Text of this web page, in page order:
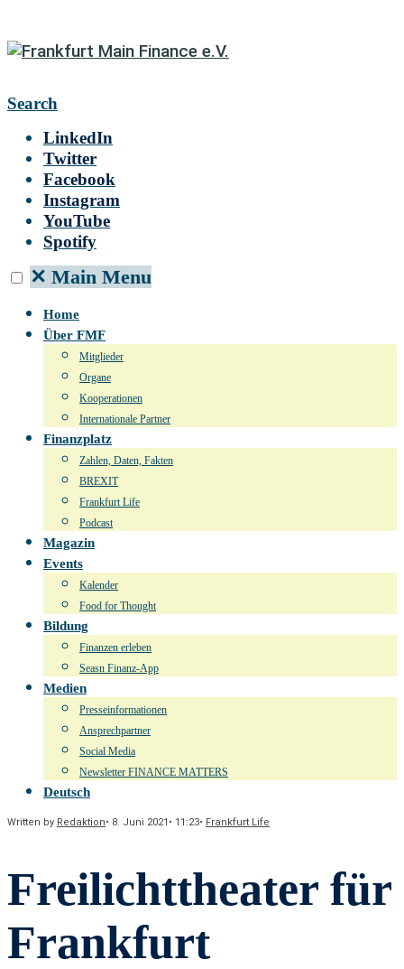
Search
LinkedIn
Twitter
Facebook
Instagram
YouTube
Spotify
✕ Main Menu
Home
Über FMF
Mitglieder
Organe
Kooperationen
Internationale Partner
Finanzplatz
Zahlen, Daten, Fakten
BREXIT
Frankfurt Life
Podcast
Magazin
Events
Kalender
Food for Thought
Bildung
Finanzen erleben
Seasn Finanz-App
Medien
Presseinformationen
Ansprechpartner
Social Media
Newsletter FINANCE MATTERS
Deutsch
Written by Redaktion• 8. Juni 2021 • 11:23• Frankfurt Life
Freilichttheater für
Frankfurt